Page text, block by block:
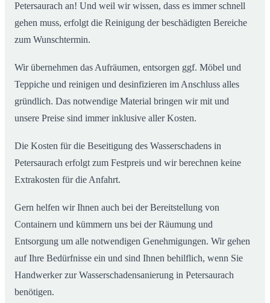
Petersaurach an! Und weil wir wissen, dass es immer schnell
gehen muss, erfolgt die Reinigung der beschädigten Bereiche
zum Wunschtermin.
Wir übernehmen das Aufräumen, entsorgen ggf. Möbel und
Teppiche und reinigen und desinfizieren im Anschluss alles
gründlich. Das notwendige Material bringen wir mit und
unsere Preise sind immer inklusive aller Kosten.
Die Kosten für die Beseitigung des Wasserschadens in
Petersaurach erfolgt zum Festpreis und wir berechnen keine
Extrakosten für die Anfahrt.
Gern helfen wir Ihnen auch bei der Bereitstellung von
Containern und kümmern uns bei der Räumung und
Entsorgung um alle notwendigen Genehmigungen. Wir gehen
auf Ihre Bedürfnisse ein und sind Ihnen behilflich, wenn Sie
Handwerker zur Wasserschadensanierung in Petersaurach
benötigen.